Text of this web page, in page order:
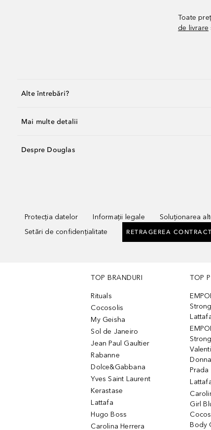
Toate
de livrare
Alte întrebări?
Mai multe detalii
Despre Douglas
Protecția datelor Informații legale Soluționarea
Setări de confidențialitate
RETRAGEREA
TOP BRANDURI
Rituals
Cocosolis
My Geisha
Sol de Janeiro
Jean Paul Gaultier
Rabanne
Dolce&Gabbana
Yves Saint Laurent
Kerastase
Lattafa
Hugo Boss
Carolina Herrera
TOP
Prada
Girl
Body